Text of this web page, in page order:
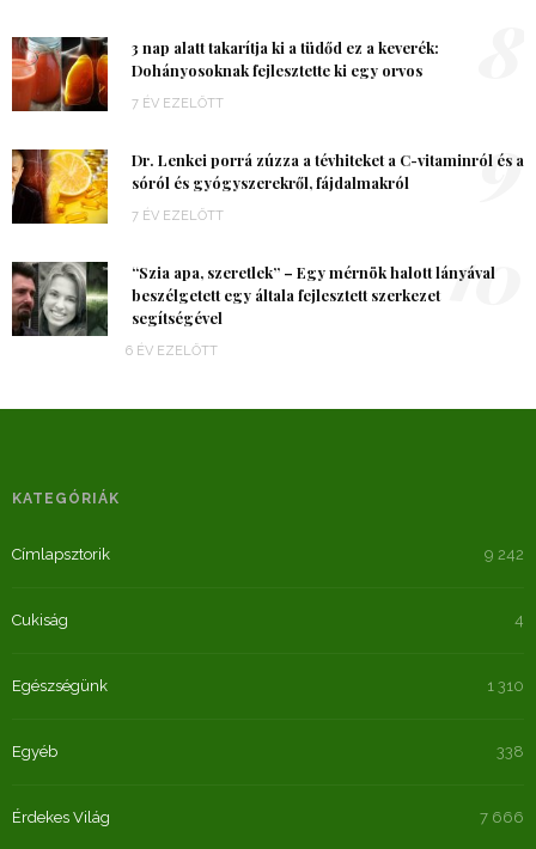
3 nap alatt takarítja ki a tüdőd ez a keverék:
Dohányosoknak fejlesztette ki egy orvos
7 ÉV EZELŐTT
Dr. Lenkei porrá zúzza a tévhiteket a C-vitaminról és a
sóról és gyógyszerekről, fájdalmakról
7 ÉV EZELŐTT
9
“Szia apa, szeretlek” – Egy mérnök halott lányával
beszélgetett egy általa fejlesztett szerkezet
segítségével
6 ÉV EZELŐTT
10
KATEGÓRIÁK
Címlapsztorik 9 242
Cukiság 4
Egészségünk 1 310
Egyéb 338
Érdekes Világ 7 666